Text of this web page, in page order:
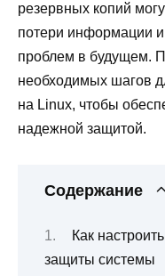
резервных копий
потери информации
проблем в будущем.
необходимых шагов
на Linux, чтобы
надежной защитой.
Содержание
Как
защиты системы